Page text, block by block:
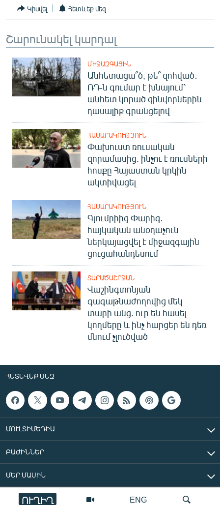
ENG
ՈՒՂԻՂ
Կիսվել Հետևեք մեզ
Շարունակել կարդալ
ՄԻՋԱԶԳԱՅԻՆ
Անհետացա՞ծ, թե՞ զոհված․
ՌԴ-ն գումար է խնայում՝
անհետ կորած զինվորներին
դասալիք գրանցելով
ՀԱՍԱՐԱԿՈՒԹՅՈՒՆ
Փախուստ ռուսական
զորամասից. ինչու է ռուսների
հոսքը Հայաստան կրկին
ակտիվացել
ՀԱՍԱՐԱԿՈՒԹՅՈՒՆ
Գյումրիից Փարիզ․
հայկական անօդաչուն
ներկայացվել է միջազգային
ցուցահանդեսում
ՏԱՐԱԾԱՇՐՋԱՆ
Վաշինգտոնյան
գագաթնաժողովից մեկ
տարի անց. ուր են հասել
կողմերը և ինչ հարցեր են դեռ
մնում չլուծված
ՀԵՏԵՎԵՔ ՄԵԶ
ՄՈՒԼՏԻՄԵԴԻԱ
ԲԱԺԻՆՆԵՐ
ՄԵՐ ՄԱՍԻՆ
«Ազատ Եվրոպա/Ազատություն» ռադիոկայան © 2026